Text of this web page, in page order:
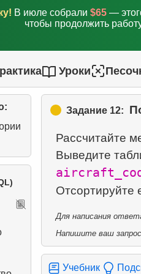
В июле собрали $65 —
чтобы продолжить
Уроки
Задание 12:
Рассчитайте
Выведите
Отсортируйте
Для написания
Напишите ваш
Учебник